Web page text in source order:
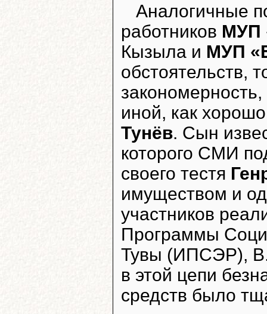
Аналогичные
работников МУП
Кызыла и МУП
обстоятельств,
иной, как
Тунёв. Сын
которого СМИ
своего тестя
имуществом и
участников
Программы
Тувы (ИПСЭР), В.
в этой цепи
средств было